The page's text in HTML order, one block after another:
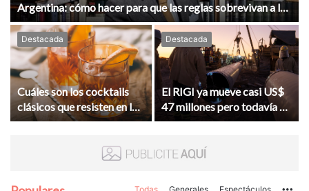
Argentina: cómo hacer para que las reglas sobrevivan a los
gobiernos
Destacada
Cuáles son los cocktails
clásicos que resisten en las
barras
Destacada
El RIGI ya mueve casi US$
47 millones pero todavía no
tiene impacto en la